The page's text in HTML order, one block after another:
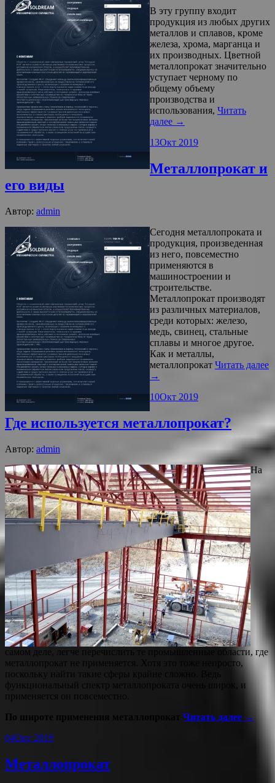
В эту группу входит
продукция из любых других
металлов и сплавов, кроме
железа, хрома, марганца и
их производных. Цветной
металлопрокат значительно
уступает черному по
общему объему
производства и
использования, Читать
далее →
13Окт 2019
Металлопрокат и
его виды
Автор: admin
Сегодня металлопроката и
продукция, произведенная
из него, повсеместно
применяются в
машиностроении и
строительстве.
Металлопрокат производят
из различных материалов,
среди которых: железо,
медь, свинец, стальные
сплавы и многое другое.
Как и металлы,
металлопрокат Читать далее
→
10Окт 2019
Где используется металлопрокат?
Автор: admin
На
самом деле, легче перечислить те промышленные области, где
металлопрокат не применяется. Хотя это тоже непросто,
поскольку найти такие сферы крайне сложно. Ведь
функциональный спектр металлопроката очень широк, и
применяется он повсеместно.
По широте применения металлопрокат Читать далее →
04Окт 2019
Металлопрокат